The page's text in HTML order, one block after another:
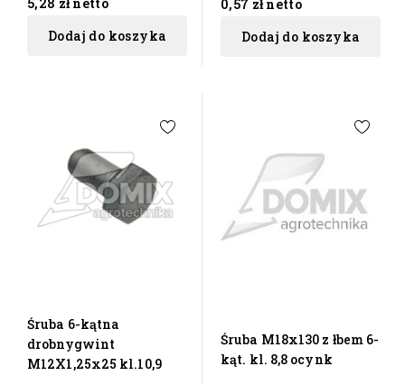
Dodaj do koszyka
0,57 zł netto
Dodaj do koszyka
Śruba 6-kątna
drobnygwint
M12X1,25x25 kl.10,9
Śruba M18x130 z łbem 6-
kąt. kl. 8,8 ocynk